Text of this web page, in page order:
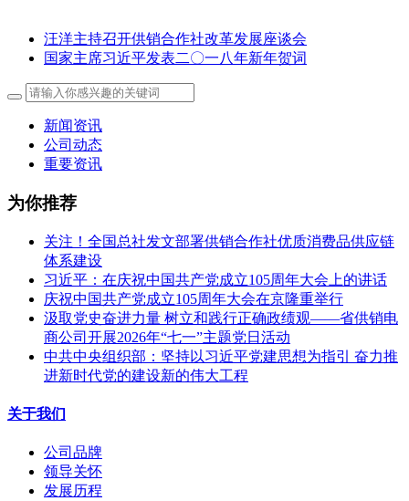
汪洋主持召开供销合作社改革发展座谈会
国家主席习近平发表二〇一八年新年贺词
新闻资讯
公司动态
重要资讯
为你推荐
关注！全国总社发文部署供销合作社优质消费品供应链
体系建设
习近平：在庆祝中国共产党成立105周年大会上的讲话
庆祝中国共产党成立105周年大会在京隆重举行
汲取党史奋进力量 树立和践行正确政绩观——省供销电
商公司开展2026年“七一”主题党日活动
中共中央组织部：坚持以习近平党建思想为指引 奋力推
进新时代党的建设新的伟大工程
关于我们
公司品牌
领导关怀
发展历程